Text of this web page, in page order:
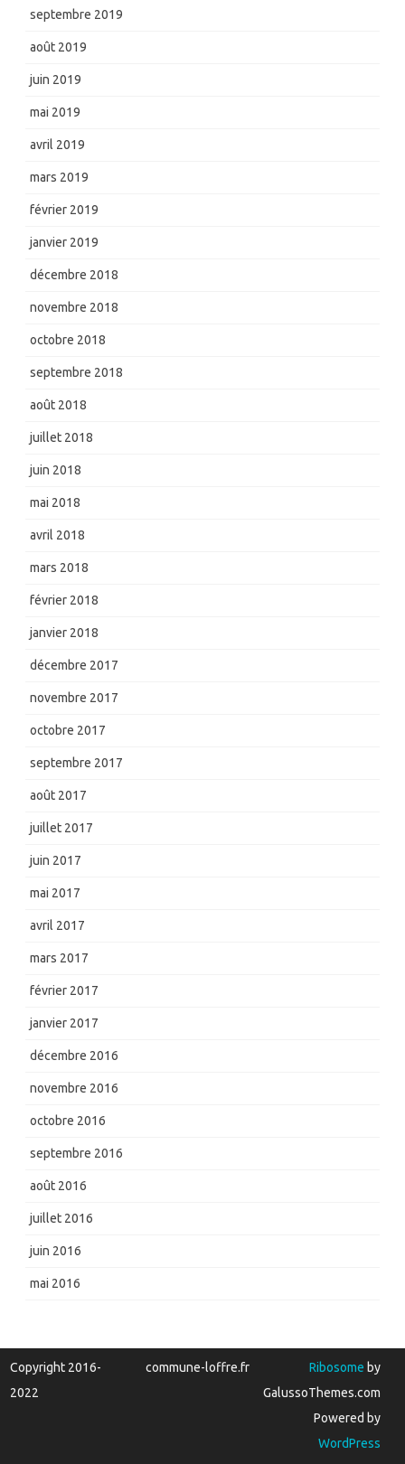
septembre 2019
août 2019
juin 2019
mai 2019
avril 2019
mars 2019
février 2019
janvier 2019
décembre 2018
novembre 2018
octobre 2018
septembre 2018
août 2018
juillet 2018
juin 2018
mai 2018
avril 2018
mars 2018
février 2018
janvier 2018
décembre 2017
novembre 2017
octobre 2017
septembre 2017
août 2017
juillet 2017
juin 2017
mai 2017
avril 2017
mars 2017
février 2017
janvier 2017
décembre 2016
novembre 2016
octobre 2016
septembre 2016
août 2016
juillet 2016
juin 2016
mai 2016
Copyright 2016-
2022
commune-loffre.fr Ribosome by
GalussoThemes.com
Powered by
WordPress